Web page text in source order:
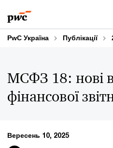
to
content
to
footer
PwC Україна Публікації
МСФЗ 18: нові
фінансової
Вересень 10, 2025